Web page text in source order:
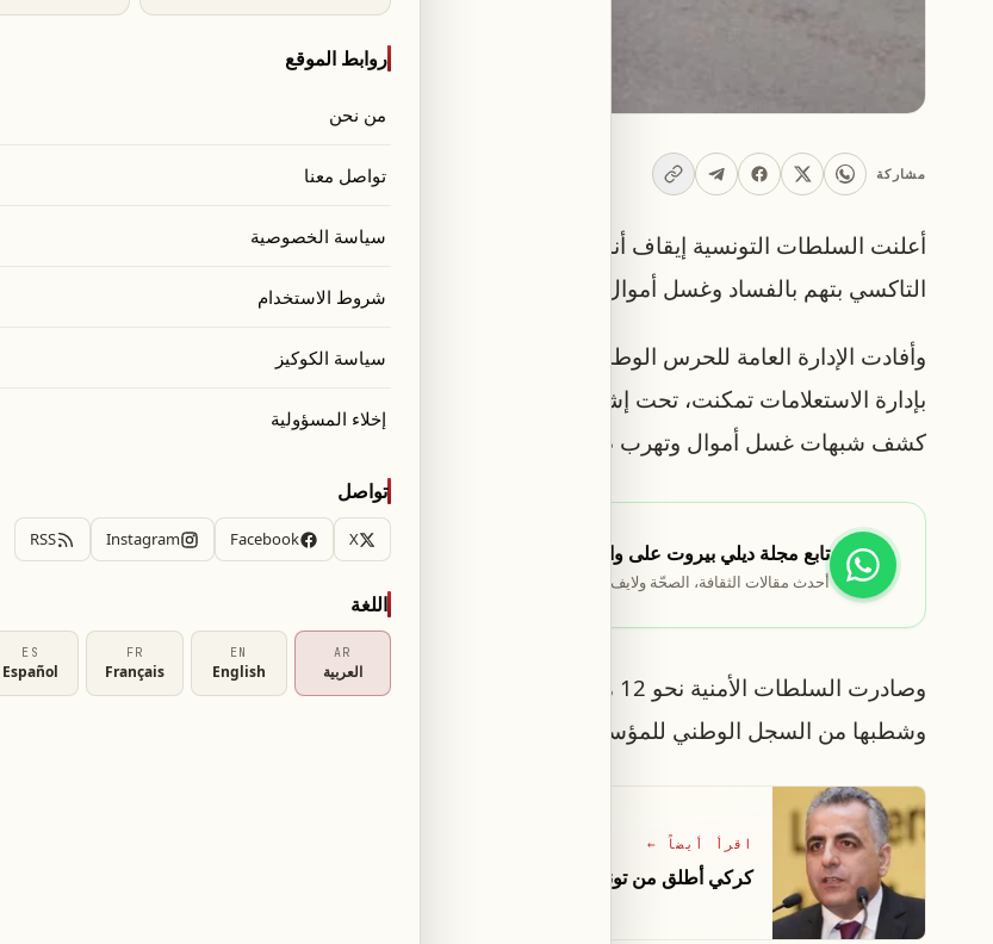
مشاركة
أعلنت السلطات التونسية إيقاف أنشطة شركات تدير تطبيقات ذكية في قطاع النقل الخاص لسيارات
التاكسي بتهم بالفساد وغسل أموال.
وأفادت الإدارة العامة للحرس الوطني، في بيان اليوم الاثنين، بأن وحدة مكافحة الجرائم المالية المتشعبة
بإدارة الاستعلامات تمكنت، تحت إشراف النيابة العمومية بالقطب القضائي الاقتصادي والمالي، من
كشف شبهات غسل أموال وتهرب ضريبي تتعلق بأنشطة هذه الشركات.
تابع مجلة ديلي بيروت على واتساب
أحدث مقالات الثقافة، الصحّة ولايف ستايل تصلك أوّلاً.
انضمّ الآن
وصادرت السلطات الأمنية نحو 12 مليون دينار بالحسابات البنكية التابعة لها، إضافة إلى إيقاف نشاطها
وشطبها من السجل الوطني للمؤسسات وإغلاق مقراتها الاجتماعية.
اقرأ أيضاً ←
كركي أطلق من تونس مبادرة لاصلاح أنظمة التقاعد
روابط الموقع
من نحن
تواصل معنا
سياسة الخصوصية
شروط الاستخدام
سياسة الكوكيز
إخلاء المسؤولية
تواصل
X
Facebook
Instagram
RSS
اللغة
AR
العربية
EN
English
FR
Français
ES
Español